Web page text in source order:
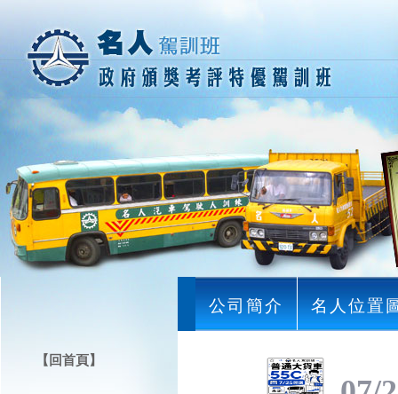
公司簡介 名人位置
【回首頁】